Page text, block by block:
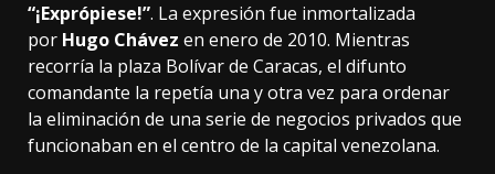
“¡Exprópiese!”. La expresión fue inmortalizada
por Hugo Chávez en enero de 2010. Mientras
recorría la plaza Bolívar de Caracas, el difunto
comandante la repetía una y otra vez para ordenar
la eliminación de una serie de negocios privados que
funcionaban en el centro de la capital venezolana.